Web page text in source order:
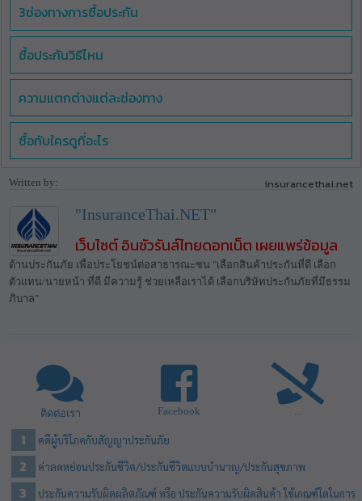
3ช่องทางการซื้อประกัน
ซื้อประกันวิธีไหน
ความแตกต่างแต่ละช่องทาง
ซื้อกับใครดูที่อะไร
Written by: insurancethai.net
"InsuranceThai.NET"
เว็บไซต์ อินชัวรันส์ไทยดอทเน็ต เผยแพร่ข้อมูล
ด้านประกันภัย เพื่อประโยชน์ต่อสาธารณะชน "เลือกสินค้าประกันที่ดี เลือก
ตัวแทน/นายหน้า ที่ดี มีความรู้ ช่วยเหลือเราได้ เลือกบริษัทประกันภัยที่มีธรรม
ภิบาล"
ติดต่อเรา Facebook ...
คดีผู้บริโภคกับสัญญาประกันภัย
ค่าลดหย่อนประกันชีวิต/ประกันชีวิตแบบบำนาญ/ประกันสุขภาพ
ประกันความรับผิดผลิตภัณฑ์ หรือ ประกันความรับผิดสินค้า ใช้เกณฑ์ใดในการ